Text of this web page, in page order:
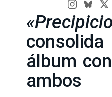
álbum
ambos